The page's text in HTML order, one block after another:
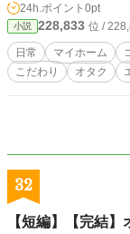
24h.ポイント 0pt
小説 228,833 位 /
日常 マイホーム
こだわり
オタク
32
【短編】【完結